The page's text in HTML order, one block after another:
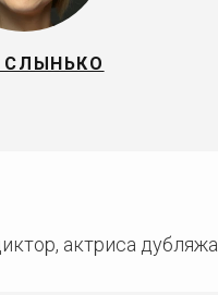
СЛЫНЬКО
актриса дубляжа.